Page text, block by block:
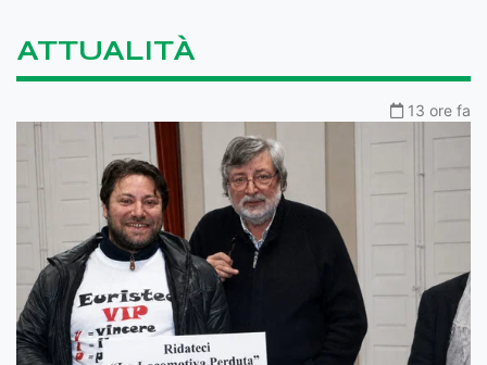
ATTUALITÀ
13 ore fa